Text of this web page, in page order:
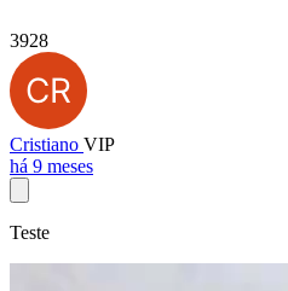
3928
Cristiano VIP
há 9 meses
Teste